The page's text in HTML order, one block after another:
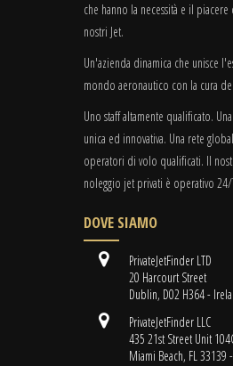
che hanno la necessità e il
nostri Jet.
Un'azienda dinamica che unisce
mondo aeronautico con la cura
Uno staff altamente qualificato.
unica ed innovativa. Una rete
operatori di volo qualificati. Il
noleggio jet privati è operativo
DOVE SIAMO
PrivateJetFinder LTD
20 Harcourt Street
Dublin, D02 H364 -
PrivateJetFinder LLC
435 21st Street Unit
Miami Beach, FL 33139